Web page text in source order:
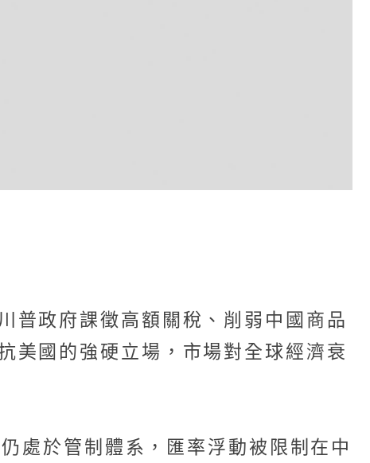
普政府課徵高額關稅、削弱中國商品
美國的強硬立場，市場對全球經濟衰
處於管制體系，匯率浮動被限制在中